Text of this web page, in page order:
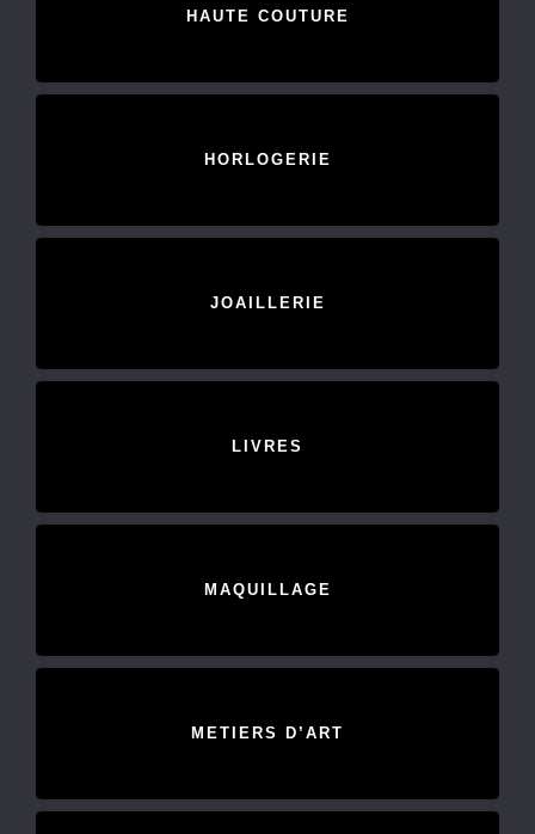
HAUTE COUTURE
HORLOGERIE
JOAILLERIE
LIVRES
MAQUILLAGE
METIERS D’ART